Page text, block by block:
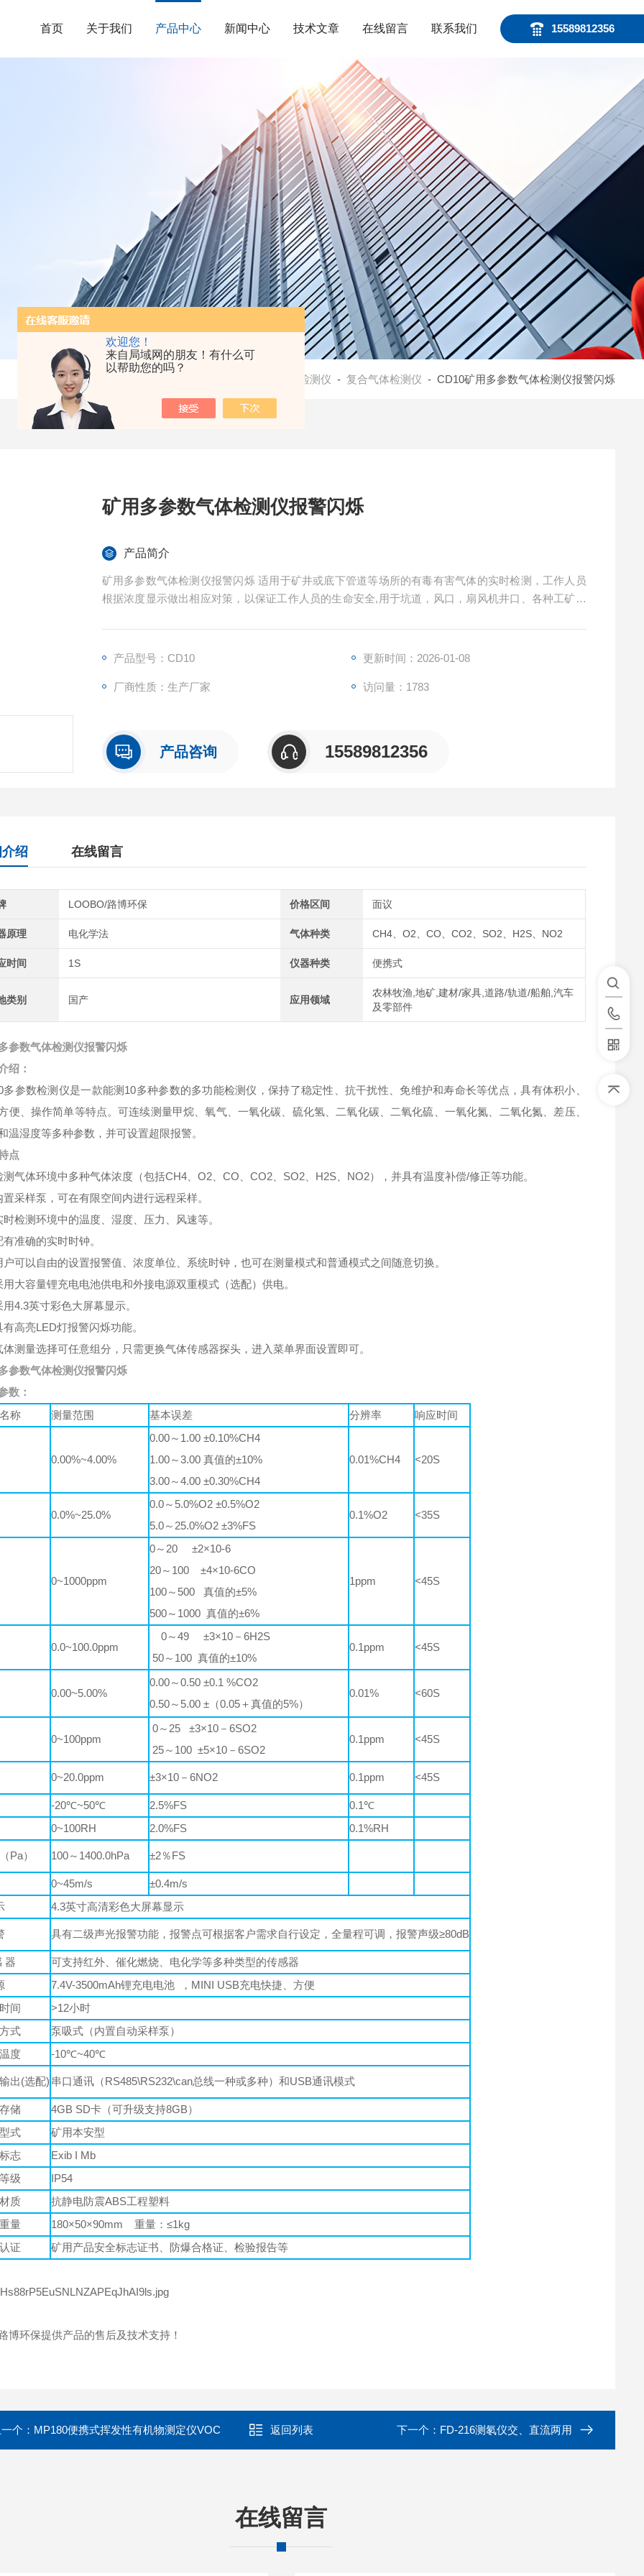
欢迎您！
来自局域网的朋友！有什么可
以帮助您的吗？
15589812356
首页 关于我们 产品中心 新闻中心 技术文章 在线留言 联系我们
气体检测仪 - 复合气体检测仪 - CD10矿用多参数气体检测仪报警闪烁
矿用多参数气体检测仪报警闪烁
产品简介
矿用多参数气体检测仪报警闪烁 适用于矿井或底下管道等场所的有毒有害气体的实时检测，工作人员
根据浓度显示做出相应对策，以保证工作人员的生命安全,用于坑道，风口，扇风机井口、各种工矿隧
产品型号：CD10
更新时间：2026-01-08
厂商性质：生产厂家 访问量：1783
产品咨询 15589812356
绍 在线留言
LOOBO/路博环保 价格区间 面议
原理 电化学法 气体种类 CH4、O2、CO、CO2、SO2、H2S、NO2
时间 1S 仪器种类 便携式
类别 国产 应用领域
农林牧渔,地矿,建材/家具,道路/轨道/船舶,汽车
及零部件
参数气体检测仪报警闪烁
绍：
多参数检测仪是一款能测10多种参数的多功能检测仪，保持了稳定性、抗干扰性、免维护和寿命长等优点，具有体积小、
便、操作简单等特点。可连续测量甲烷、氧气、一氧化碳、硫化氢、二氧化碳、二氧化硫、一氧化氮、二氧化氮、差压、
温湿度等多种参数，并可设置超限报警。
点
测气体环境中多种气体浓度（包括CH4、O2、CO、CO2、SO2、H2S、NO2），并具有温度补偿/修正等功能。
置采样泵，可在有限空间内进行远程采样。
时检测环境中的温度、湿度、压力、风速等。
有准确的实时时钟。
户可以自由的设置报警值、浓度单位、系统时钟，也可在测量模式和普通模式之间随意切换。
用大容量锂充电电池供电和外接电源双重模式（选配）供电。
用4.3英寸彩色大屏幕显示。
有高亮LED灯报警闪烁功能。
体测量选择可任意组分，只需更换气体传感器探头，进入菜单界面设置即可。
参数气体检测仪报警闪烁
数：
称
测量范围 基本误差 分辨率 响应时间
0.00%~4.00%
0.00～1.00 ±0.10%CH4
1.00～3.00 真值的±10%
3.00～4.00 ±0.30%CH4
0.01%CH4 <20S
0.0%~25.0%
0.0～5.0%O2 ±0.5%O2
5.0～25.0%O2 ±3%FS
0.1%O2 <35S
0~1000ppm
0～20 ±2×10-6
20～100 ±4×10-6CO
100～500 真值的±5%
500～1000 真值的±6%
1ppm <45S
0.0~100.0ppm
0～49 ±3×10－6H2S
50～100 真值的±10%
0.1ppm <45S
0.00~5.00%
0.00～0.50 ±0.1 %CO2
0.50～5.00 ±（0.05＋真值的5%）
0.01% <60S
0~100ppm
0～25 ±3×10－6SO2
25～100 ±5×10－6SO2
0.1ppm <45S
0~20.0ppm ±3×10－6NO2 0.1ppm <45S
-20℃~50℃ 2.5%FS
0.1℃
0~100RH
2.0%FS 0.1%RH
Pa） 100～1400.0hPa ±2％FS
0~45m/s
±0.4m/s
4.3英寸高清彩色大屏幕显示
具有二级声光报警功能，报警点可根据客户需求自行设定，全量程可调，报警声级≥80dB
器
可支持红外、催化燃烧、电化学等多种类型的传感器
7.4V-3500mAh锂充电电池 ，MINI USB充电快捷、方便
间
>12小时
式
泵吸式（内置自动采样泵）
度
-10℃~40℃
出(选配) 串口通讯（RS485\RS232\can总线一种或多种）和USB通讯模式
储
4GB SD卡（可升级支持8GB）
式
矿用本安型
志
Exib I Mb
级
IP54
质
抗静电防震ABS工程塑料
量
180×50×90mm 重量：≤1kg
证
矿用产品安全标志证书、防爆合格证、检验报告等
博环保提供产品的售后及技术支持！
个： MP180便携式挥发性有机物测定仪VOC 返回列表 下一个： FD-216测氡仪交、直流两用
在线留言